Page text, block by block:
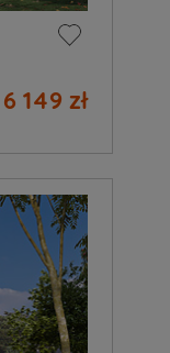
6 149 zł